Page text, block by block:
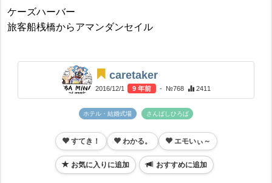
ケーズハーバー
旅客船桟橋からアマンダンセイル
caretaker
2016/12/1 9 年前 - №768 2411
ホテル・結婚式場 さんばしひろば
すてき！ わかる。 エモいぃ～
お気に入りに追加 おすすめに追加